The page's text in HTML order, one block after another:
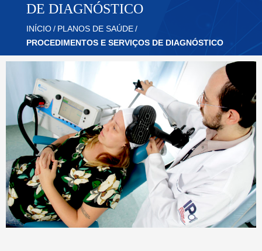
DE DIAGNÓSTICO
INÍCIO/ PLANOS DE SAÚDE/
PROCEDIMENTOS E SERVIÇOS DE DIAGNÓSTICO